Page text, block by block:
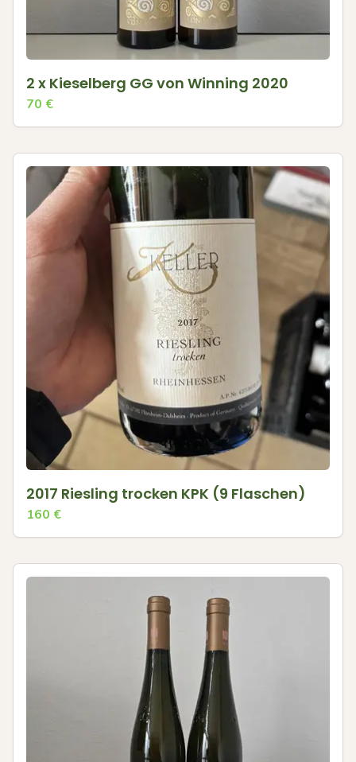
2 x Kieselberg GG von Winning 2020
70 €
2017 Riesling trocken KPK (9 Flaschen)
160 €